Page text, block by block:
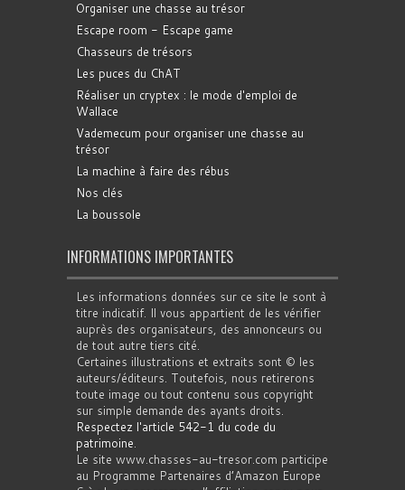
Organiser une chasse au trésor
Escape room - Escape game
Chasseurs de trésors
Les puces du ChAT
Réaliser un cryptex : le mode d'emploi de
Wallace
Vademecum pour organiser une chasse au
trésor
La machine à faire des rébus
Nos clés
La boussole
INFORMATIONS IMPORTANTES
Les informations données sur ce site le sont à
titre indicatif. Il vous appartient de les vérifier
auprès des organisateurs, des annonceurs ou
de tout autre tiers cité.
Certaines illustrations et extraits sont © les
auteurs/éditeurs. Toutefois, nous retirerons
toute image ou tout contenu sous copyright
sur simple demande des ayants droits.
Respectez l'article 542-1 du code du
patrimoine
Le site www.chasses-au-tresor.com participe
au Programme Partenaires d’Amazon Europe